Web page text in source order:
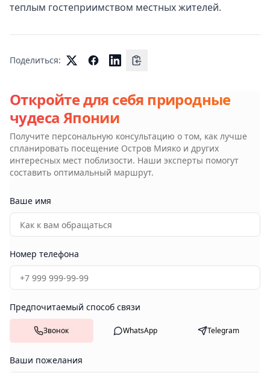
теплым гостеприимством местных жителей.
Поделиться:
Откройте для себя природные
чудеса Японии
Получите персональную консультацию о том, как лучше
спланировать посещение Остров Мияко и других
интересных мест поблизости. Наши эксперты помогут
составить оптимальный маршрут.
Ваше имя
Номер телефона
Предпочитаемый способ связи
Звонок WhatsApp Telegram
Ваши пожелания